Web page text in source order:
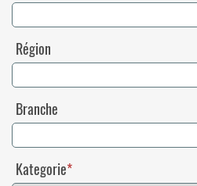
Région
Branche
Kategorie